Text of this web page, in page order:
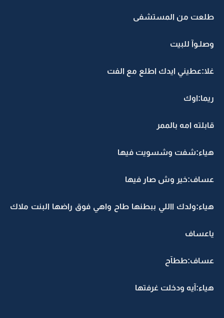
طلعت من المستشفى
وصلـوآ للبيت
غلا:عطيني ايدك اطلع مع الفت
ريما:اوك
قابلته امه بالممر
هياء:شفت وشسويت فيها
عساف:خير وش صار فيها
هياء:ولدك االلي ببطنها طاح واهي فوق راضها البنت ملاك
ياعساف
عساف:ططآح
هياء:آيه ودخلت غرفتها